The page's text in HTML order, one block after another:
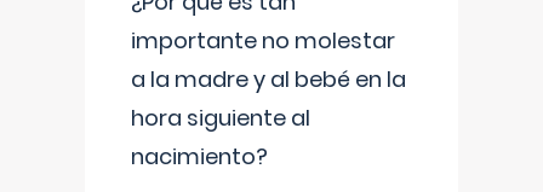
importante no molestar
a la madre y al bebé en la
hora siguiente al
nacimiento?